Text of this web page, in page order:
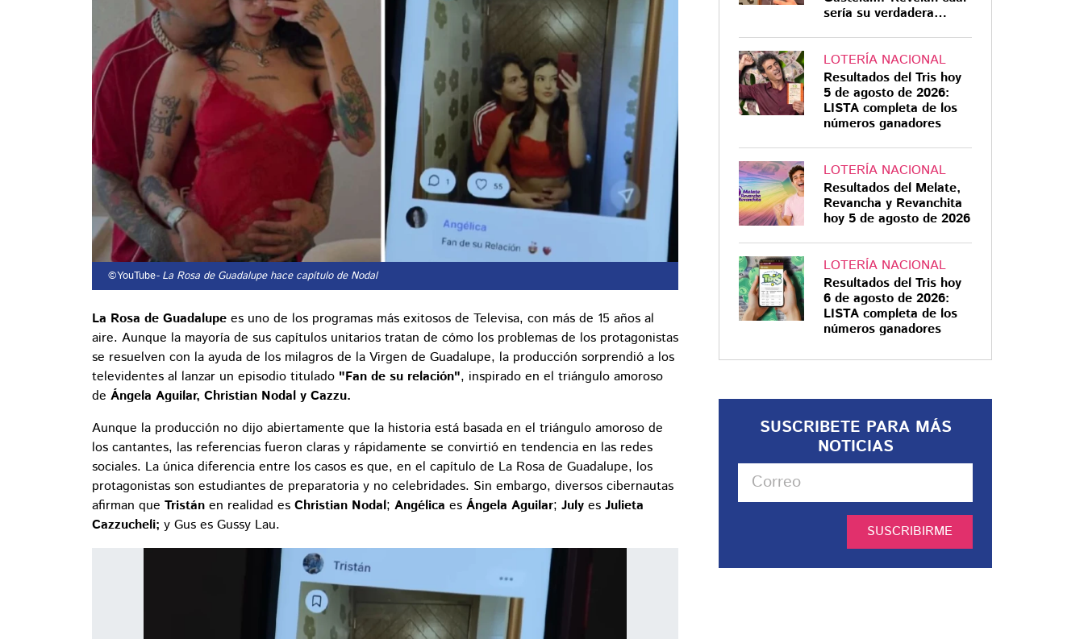
©YouTube- La Rosa de Guadalupe hace capítulo de Nodal
La Rosa de Guadalupe es uno de los programas más exitosos de Televisa, con más de 15 años al
aire. Aunque la mayoría de sus capítulos unitarios tratan de cómo los problemas de los protagonistas
se resuelven con la ayuda de los milagros de la Virgen de Guadalupe, la producción sorprendió a los
televidentes al lanzar un episodio titulado "Fan de su relación", inspirado en el triángulo amoroso
de Ángela Aguilar, Christian Nodal y Cazzu.
Aunque la producción no dijo abiertamente que la historia está basada en el triángulo amoroso de
los cantantes, las referencias fueron claras y rápidamente se convirtió en tendencia en las redes
sociales. La única diferencia entre los casos es que, en el capítulo de La Rosa de Guadalupe, los
protagonistas son estudiantes de preparatoria y no celebridades. Sin embargo, diversos cibernautas
afirman que Tristán en realidad es Christian Nodal; Angélica es Ángela Aguilar; July es Julieta
Cazzucheli; y Gus es Gussy Lau.
sería su verdadera
LOTERÍA NACIONAL
Resultados del Tris hoy
5 de agosto de 2026:
LISTA completa de los
números ganadores
LOTERÍA NACIONAL
Resultados del Melate,
Revancha y Revanchita
hoy 5 de agosto de 2026
LOTERÍA NACIONAL
Resultados del Tris hoy
6 de agosto de 2026:
LISTA completa de los
números ganadores
SUSCRIBETE PARA MÁS
NOTICIAS
SUSCRIBIRME